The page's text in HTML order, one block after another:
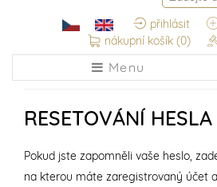
přihlásit
nákupní košík (0)
Menu
RESETOVÁNÍ HESLA
Pokud jste zapomněli vaše heslo,
na kterou máte zaregistrovaný účet